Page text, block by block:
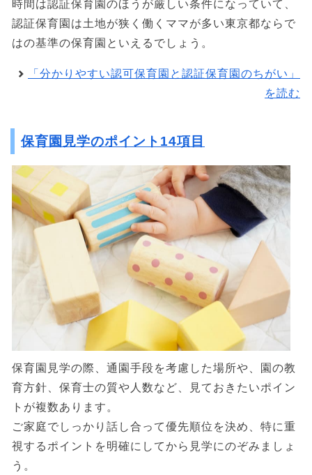
時間は認証保育園のほうが厳しい条件になっていて、
認証保育園は土地が狭く働くママが多い東京都ならで
はの基準の保育園といえるでしょう。
「分かりやすい認可保育園と認証保育園のちがい」
を読む
保育園見学のポイント14項目
保育園見学の際、通園手段を考慮した場所や、園の教
育方針、保育士の質や人数など、見ておきたいポイン
トが複数あります。
ご家庭でしっかり話し合って優先順位を決め、特に重
視するポイントを明確にしてから見学にのぞみましょ
う。